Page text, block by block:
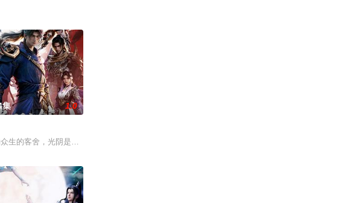
戏
破。为了摆脱困境，借助神霄宫主曲红
，受尽冷眼。机缘之下，他觉醒太古战神之魂，从此逆天改命。他横扫宗门
集 1.0
生的客舍，光阴是古往今来的过客。苍天残面张开诡异之眼，所视之处生灵涂炭，化为永恒的禁